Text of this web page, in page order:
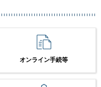
オンライン手続等